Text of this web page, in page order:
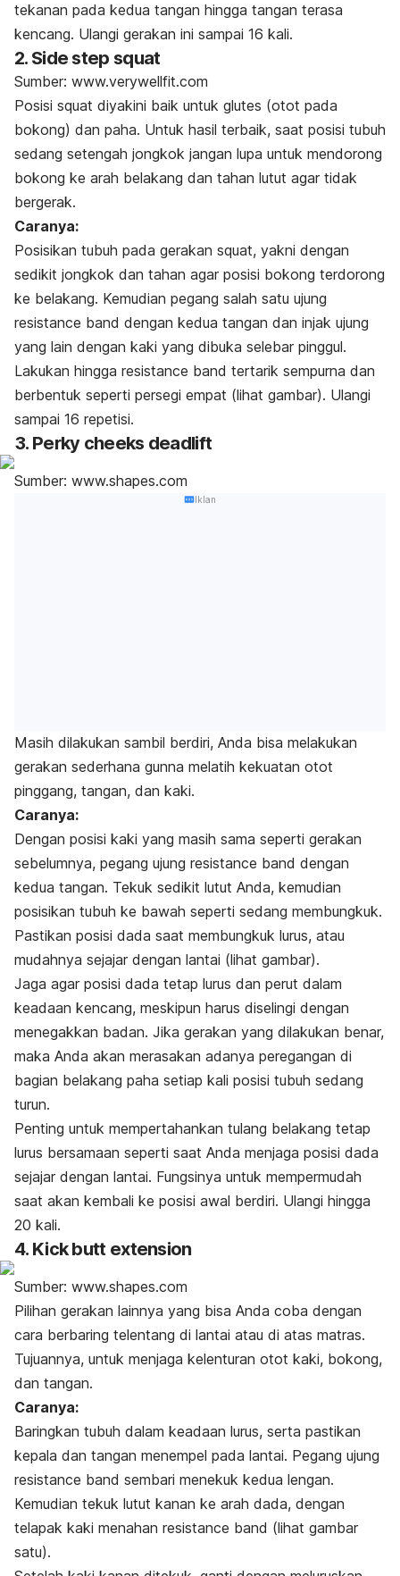
tekanan pada kedua tangan hingga tangan terasa
kencang. Ulangi gerakan ini sampai 16 kali.
2. Side step squat
Sumber: www.verywellfit.com
Posisi squat diyakini baik untuk glutes (otot pada
bokong) dan paha. Untuk hasil terbaik, saat posisi tubuh
sedang setengah jongkok jangan lupa untuk mendorong
bokong ke arah belakang dan tahan lutut agar tidak
bergerak.
Caranya:
Posisikan tubuh pada gerakan squat, yakni dengan
sedikit jongkok dan tahan agar posisi bokong terdorong
ke belakang. Kemudian pegang salah satu ujung
resistance band dengan kedua tangan dan injak ujung
yang lain dengan kaki yang dibuka selebar pinggul.
Lakukan hingga resistance band tertarik sempurna dan
berbentuk seperti persegi empat (lihat gambar). Ulangi
sampai 16 repetisi.
3. Perky cheeks deadlift
Sumber: www.shapes.com
Iklan
Masih dilakukan sambil berdiri, Anda bisa melakukan
gerakan sederhana gunna melatih kekuatan otot
pinggang, tangan, dan kaki.
Caranya:
Dengan posisi kaki yang masih sama seperti gerakan
sebelumnya, pegang ujung resistance band dengan
kedua tangan. Tekuk sedikit lutut Anda, kemudian
posisikan tubuh ke bawah seperti sedang membungkuk.
Pastikan posisi dada saat membungkuk lurus, atau
mudahnya sejajar dengan lantai (lihat gambar).
Jaga agar posisi dada tetap lurus dan perut dalam
keadaan kencang, meskipun harus diselingi dengan
menegakkan badan. Jika gerakan yang dilakukan benar,
maka Anda akan merasakan adanya peregangan di
bagian belakang paha setiap kali posisi tubuh sedang
turun.
Penting untuk mempertahankan tulang belakang tetap
lurus bersamaan seperti saat Anda menjaga posisi dada
sejajar dengan lantai. Fungsinya untuk mempermudah
saat akan kembali ke posisi awal berdiri. Ulangi hingga
20 kali.
4. Kick butt extension
Sumber: www.shapes.com
Pilihan gerakan lainnya yang bisa Anda coba dengan
cara berbaring telentang di lantai atau di atas matras.
Tujuannya, untuk menjaga kelenturan otot kaki, bokong,
dan tangan.
Caranya:
Baringkan tubuh dalam keadaan lurus, serta pastikan
kepala dan tangan menempel pada lantai. Pegang ujung
resistance band sembari menekuk kedua lengan.
Kemudian tekuk lutut kanan ke arah dada, dengan
telapak kaki menahan resistance band (lihat gambar
satu).